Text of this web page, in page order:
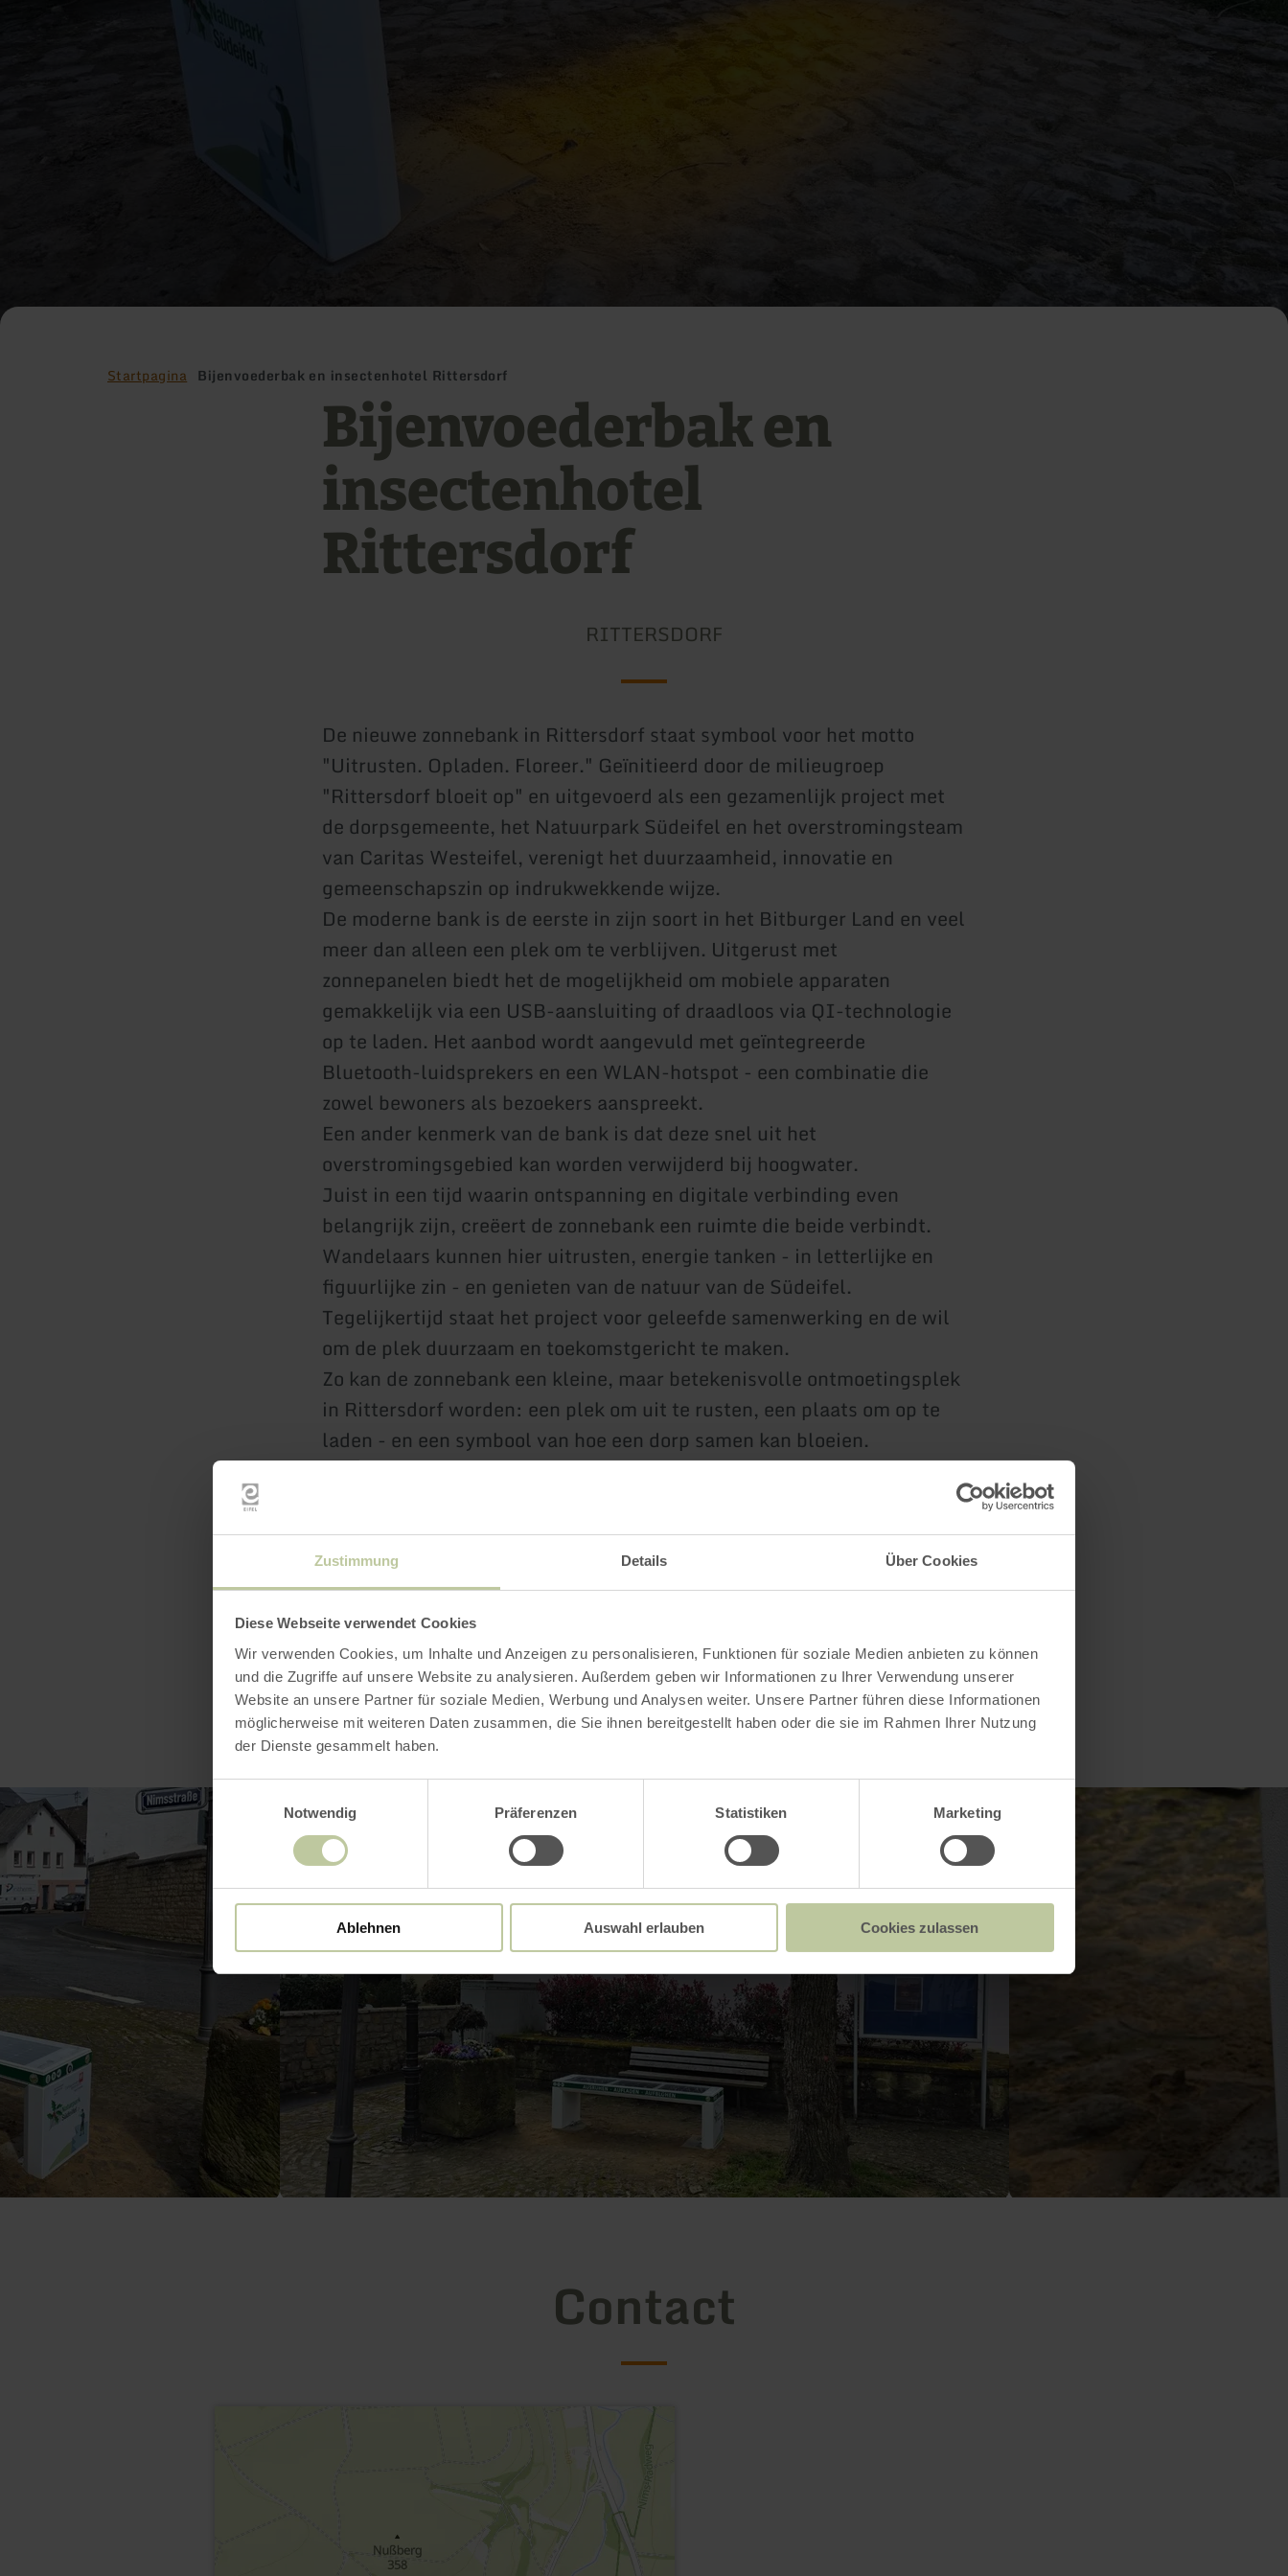
Zustimmung Details Über Cookies
Diese Webseite verwendet Cookies
Wir verwenden Cookies, um Inhalte und Anzeigen zu personalisieren, Funktionen für soziale Medien anbieten zu können
und die Zugriffe auf unsere Website zu analysieren. Außerdem geben wir Informationen zu Ihrer Verwendung unserer
Website an unsere Partner für soziale Medien, Werbung und Analysen weiter. Unsere Partner führen diese Informationen
möglicherweise mit weiteren Daten zusammen, die Sie ihnen bereitgestellt haben oder die sie im Rahmen Ihrer Nutzung
der Dienste gesammelt haben.
Einwilligungsauswahl
Notwendig
Präferenzen Statistiken Marketing
Ablehnen Auswahl erlauben Cookies zulassen
Startpagina Bijenvoederbak en insectenhotel Rittersdorf
Bijenvoederbak en
insectenhotel
Rittersdorf
RITTERSDORF
De nieuwe zonnebank in Rittersdorf staat symbool voor het motto
"Uitrusten. Opladen. Floreer." Geïnitieerd door de milieugroep
"Rittersdorf bloeit op" en uitgevoerd als een gezamenlijk project met
de dorpsgemeente, het Natuurpark Südeifel en het overstromingsteam
van Caritas Westeifel, verenigt het duurzaamheid, innovatie en
gemeenschapszin op indrukwekkende wijze.
De moderne bank is de eerste in zijn soort in het Bitburger Land en veel
meer dan alleen een plek om te verblijven. Uitgerust met
zonnepanelen biedt het de mogelijkheid om mobiele apparaten
gemakkelijk via een USB-aansluiting of draadloos via QI-technologie
op te laden. Het aanbod wordt aangevuld met geïntegreerde
Bluetooth-luidsprekers en een WLAN-hotspot - een combinatie die
zowel bewoners als bezoekers aanspreekt.
Een ander kenmerk van de bank is dat deze snel uit het
overstromingsgebied kan worden verwijderd bij hoogwater.
Juist in een tijd waarin ontspanning en digitale verbinding even
belangrijk zijn, creëert de zonnebank een ruimte die beide verbindt.
Wandelaars kunnen hier uitrusten, energie tanken - in letterlijke en
figuurlijke zin - en genieten van de natuur van de Südeifel.
Tegelijkertijd staat het project voor geleefde samenwerking en de wil
om de plek duurzaam en toekomstgericht te maken.
Zo kan de zonnebank een kleine, maar betekenisvolle ontmoetingsplek
in Rittersdorf worden: een plek om uit te rusten, een plaats om op te
laden - en een symbool van hoe een dorp samen kan bloeien.
uitgenodigd om de attracties in Rittersdorf, direct aan deWandelweg
Nr. 79, te verkennen.
Impressies
Contact